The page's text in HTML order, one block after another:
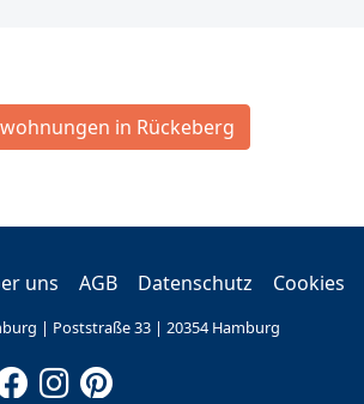
in Rückeberg
uns AGB Datenschutz Cookies
| Poststraße 33 | 20354 Hamburg